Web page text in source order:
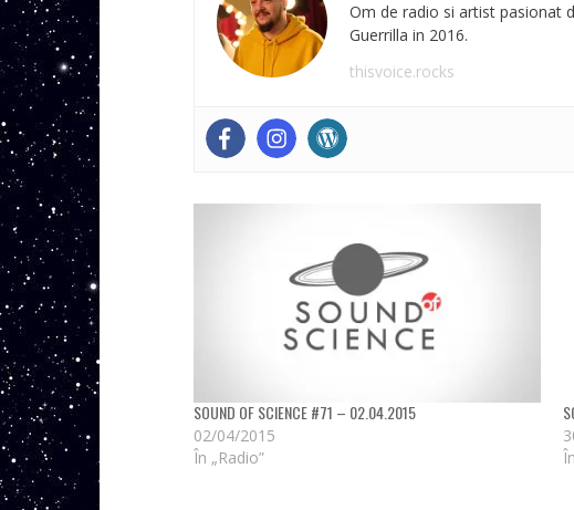
Om de radio si artist pasionat
Guerrilla in 2016.
thisvoice.rocks
SOUND OF SCIENCE #71 – 02.04.2015
02/04/2015
În „Radio”